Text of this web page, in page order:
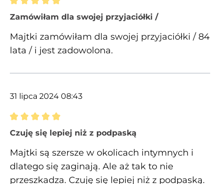
Recenzja z oceną 5 spośród 5 gwiazdek
Zamówiłam dla swojej przyjaciółki /
Majtki zamówiłam dla swojej przyjaciółki / 84
lata / i jest zadowolona.
31 lipca 2024 08:43
Recenzja z oceną 5 spośród 5 gwiazdek
Czuję się lepiej niż z podpaską
Majtki są szersze w okolicach intymnych i
dlatego się zaginają. Ale aż tak to nie
przeszkadza. Czuję się lepiej niż z podpaską.